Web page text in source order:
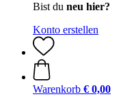
Bist du neu hier?
Konto erstellen
Warenkorb € 0,00